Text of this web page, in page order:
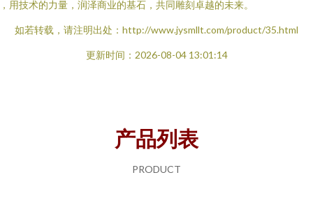
用技术的力量，润泽商业的基石，共同雕刻卓越的未来。
如若转载，请注明出处：http://www.jysmllt.com/product/35.html
更新时间：2026-08-04 13:01:14
产品列表
PRODUCT